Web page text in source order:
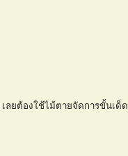
ลยต้องใช้ไม้ตายจัดการขั้นเด็ด